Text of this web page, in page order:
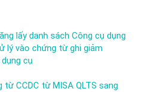
lấy danh sách Công cụ dụng
lý vào chứng từ ghi giảm
cụ
CCDC từ MISA QLTS sang